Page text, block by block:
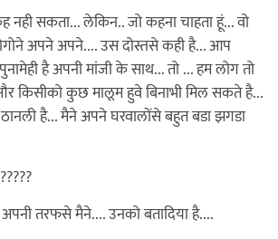
नही सकता... लेकिन.. जो कहना चाहता हूं... वो
अपने अपने.... उस दोस्तसे कही है... आप
है अपनी मांजी के साथ... तो ... हम लोग तो
किसीको कुछ मालूम हुवे बिनाभी मिल सकते है...
है... मैने अपने घरवालोंसे बहुत बडा झगडा
तरफसे मैने.... उनको बतादिया है....